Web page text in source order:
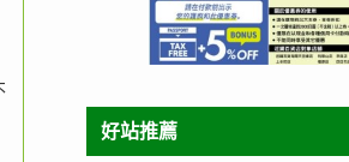
好站推薦